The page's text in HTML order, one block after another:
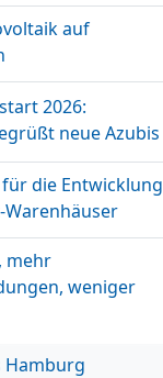
auf
2026:
neue Azubis
die Entwicklung
mehr
weniger
Hamburg